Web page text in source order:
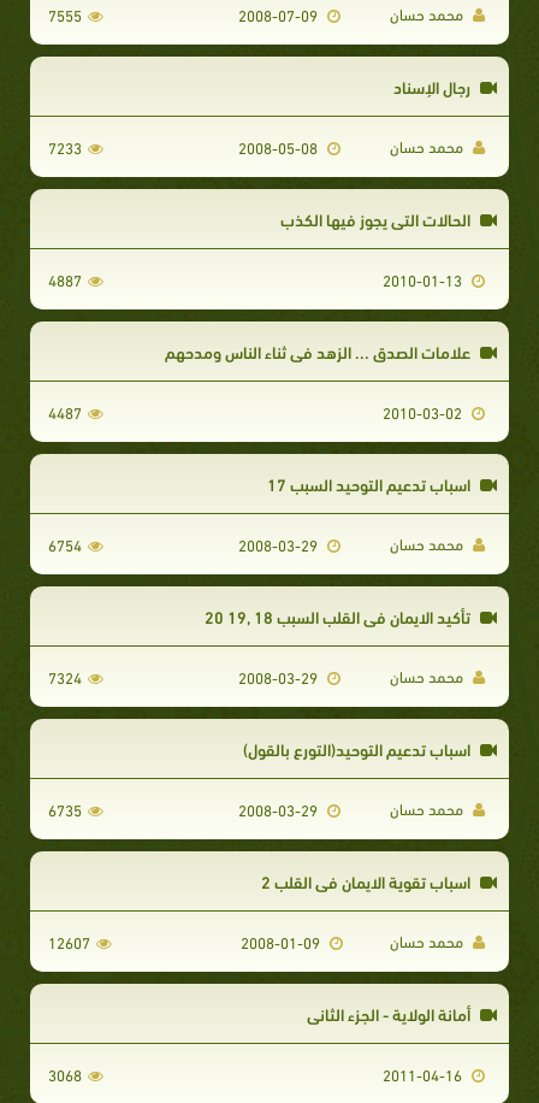
محمد حسان 7555
رجال الإسناد
محمد حسان 7233
الحالات التى يجوز فيها الكذب
4887
علامات الصدق ... الزهد في ثناء الناس ومدحهم
4487
اسباب تدعيم التوحيد السبب 17
محمد حسان 6754
تأكيد الايمان فى القلب السبب 18 ,19 20
محمد حسان 7324
اسباب تدعيم التوحيد(التورع بالقول)
محمد حسان 6735
اسباب تقوية الايمان فى القلب 2
محمد حسان 12607
أمانة الولاية - الجزء الثاني
3068